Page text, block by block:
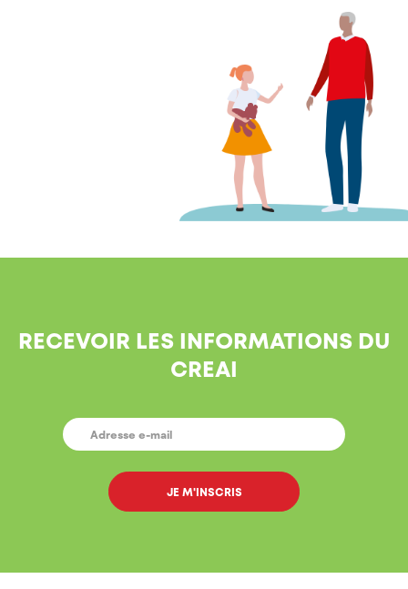
RECEVOIR LES INFORMATIONS DU
CREAI
E-
MAIL *